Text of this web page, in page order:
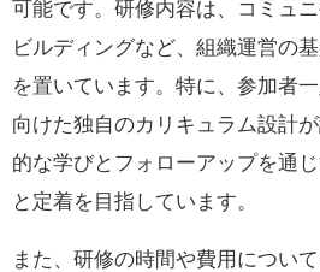
可能です。研修内容は、コミュ
ビルディングなど、組織運営の
を置いています。特に、参加者
向けた独自のカリキュラム設計
的な学びとフォローアップを通
と定着を目指しています。
また、研修の時間や費用につい